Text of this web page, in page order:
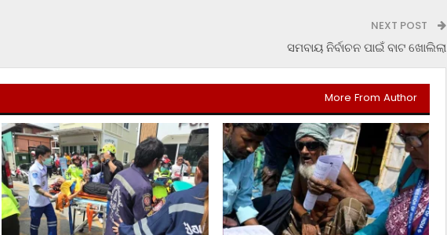
NEXT POST
ସମବାୟ ନିର୍ବାଚନ ପାଇଁ ବାଟ ଖୋଲିଲା
More From Author